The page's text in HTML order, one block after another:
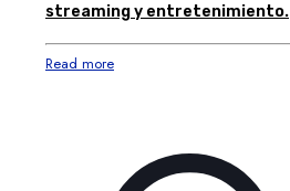
streaming y entretenimiento.
Read more